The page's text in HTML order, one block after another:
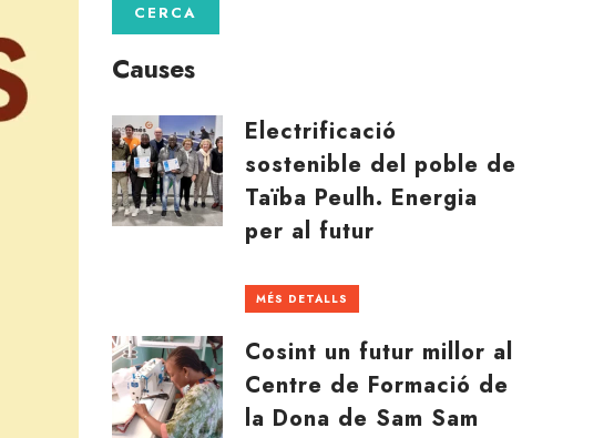
Causes
Electrificació
sostenible del poble de
Taïba Peulh. Energia
per al futur
MÉS DETALLS
Cosint un futur millor al
Centre de Formació de
la Dona de Sam Sam